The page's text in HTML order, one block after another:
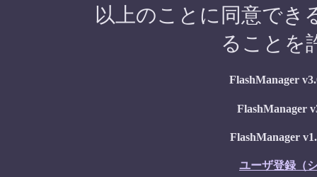
以上のことに同意でき
ることを
FlashManager
FlashManager
FlashManager
ユーザ登録（